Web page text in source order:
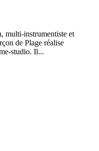
multi-instrumentiste et
de Plage réalise
studio. Il...